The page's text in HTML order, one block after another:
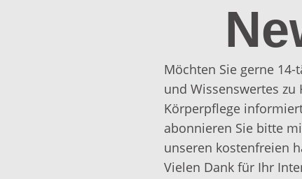
Möchten Sie gerne
und Wissenswertes zu
Körperpflege
abonnieren Sie bitte
unseren kostenfreien
Vielen Dank für Ihr